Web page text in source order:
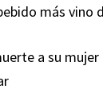
más vino
a su mujer